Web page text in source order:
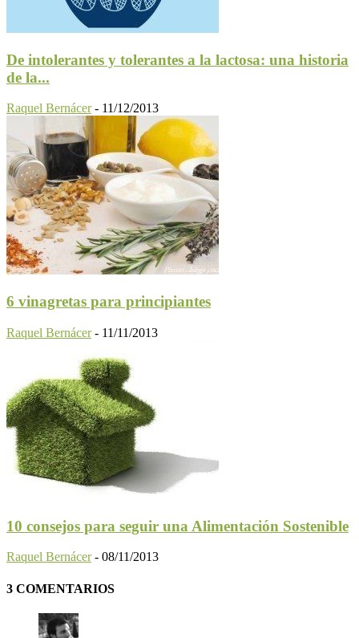
De intolerantes y tolerantes a la lactosa: una historia
de la...
Raquel Bernácer - 11/12/2013
6 vinagretas para principiantes
Raquel Bernácer - 11/11/2013
10 consejos para seguir una Alimentación Sostenible
Raquel Bernácer - 08/11/2013
3 COMENTARIOS